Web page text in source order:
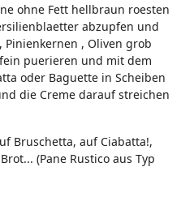
ohne Fett hellbraun roesten
abzupfen und
, Oliven grob
puerieren und mit dem
oder Baguette in Scheiben
die Creme darauf streichen
Bruschetta, auf Ciabatta!,
(Pane Rustico aus Typ